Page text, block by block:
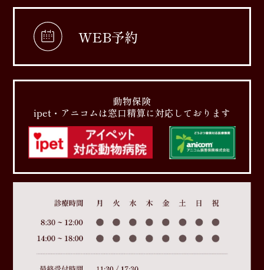
WEB予約
動物保険
ipet・アニコムは窓口精算に対応しております